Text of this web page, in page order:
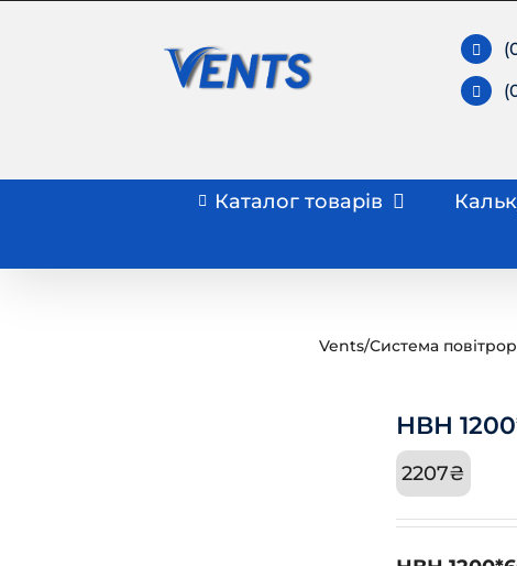
Каталог товарів
Vents/Система
НВН
2207₴